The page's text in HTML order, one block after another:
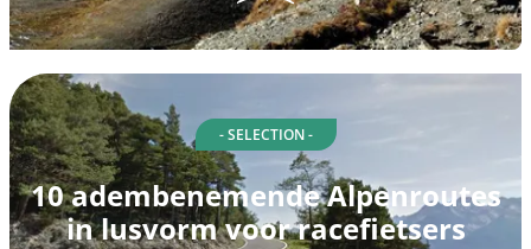
- SELECTION -
10 adembenemende Alpenroutes
in lusvorm voor racefietsers